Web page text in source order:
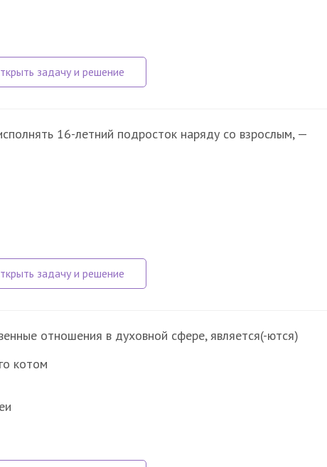
16-летний подросток наряду со взрослым, —
отношения в духовной сфере, является(-ются)
котом